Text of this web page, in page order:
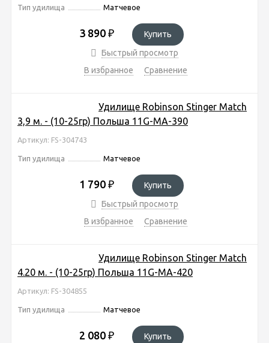
Тип удилища Матчевое
3 890 ₽
Купить
Быстрый просмотр
В избранное
Сравнение
Удилище Robinson Stinger Match
3,9 м. - (10-25гр) Польша 11G-MA-390
Артикул: FS-304743
Тип удилища Матчевое
1 790 ₽
Купить
Быстрый просмотр
В избранное
Сравнение
Удилище Robinson Stinger Match
4.20 м. - (10-25гр) Польша 11G-MA-420
Артикул: FS-304855
Тип удилища Матчевое
2 080 ₽
Купить